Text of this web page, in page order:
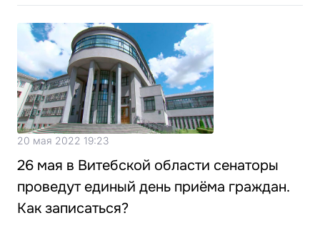
20 мая 2022 19:23
26 мая в Витебской области сенаторы
проведут единый день приёма граждан.
Как записаться?